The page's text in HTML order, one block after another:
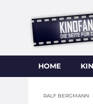
HOME
RALF BERGMANN ·